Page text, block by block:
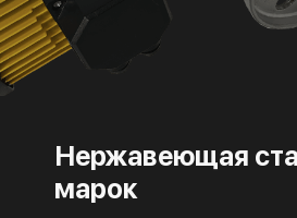
Нержавеющая
марок